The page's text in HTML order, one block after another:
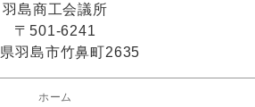
羽島商工会議所
〒501-6241
羽島市竹鼻町2635
ホーム